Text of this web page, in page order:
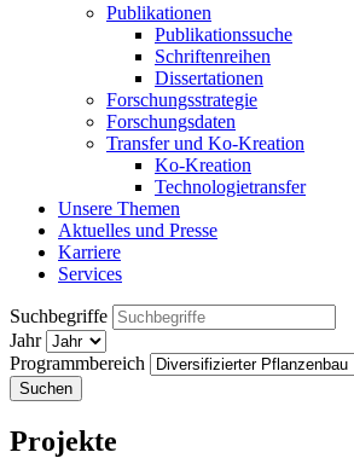
Publikationen
Publikationssuche
Schriftenreihen
Dissertationen
Forschungsstrategie
Forschungsdaten
Transfer und Ko-Kreation
Ko-Kreation
Technologietransfer
Unsere Themen
Aktuelles und Presse
Karriere
Services
Suchbegriffe
Jahr
Programmbereich
Projekte